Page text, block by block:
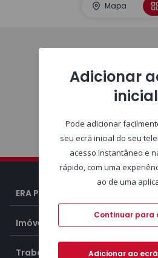
Mapa
ERA Portugal
Imóveis
Trabalhar na ERA
Adicionar
inicial
Pode adicionar
seu ecrã inicial do seu
acesso instantâneo e
rápido, com uma
ao de uma
Continuar para
Adicionar ao